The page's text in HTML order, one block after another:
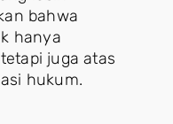
bahwa
hanya
juga atas
hukum.